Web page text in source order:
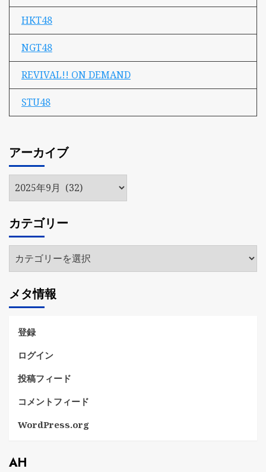
HKT48
NGT48
REVIVAL!! ON DEMAND
STU48
アーカイブ
ア
イ
ブ
カテゴリー
テ
リ
ー
メタ情報
登録
ログイン
投稿フィード
コメントフィード
WordPress.org
AH